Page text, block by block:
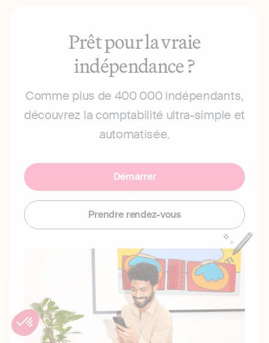
Prêt pour la vraie
indépendance ?
Comme plus de 400 000 indépendants,
découvrez la comptabilité ultra-simple et
automatisée.
Démarrer
Prendre rendez-vous